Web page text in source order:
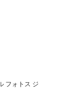
フォトス ジ